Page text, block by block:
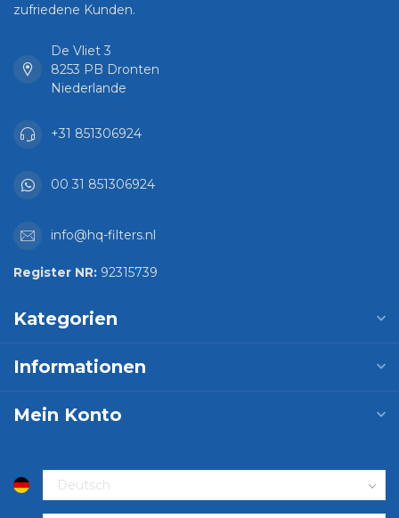
zufriedene Kunden.
De Vliet 3
8253 PB Dronten
Niederlande
+31 851306924
00 31 851306924
info@hq-filters.nl
Register NR: 92315739
Kategorien
Informationen
Mein Konto